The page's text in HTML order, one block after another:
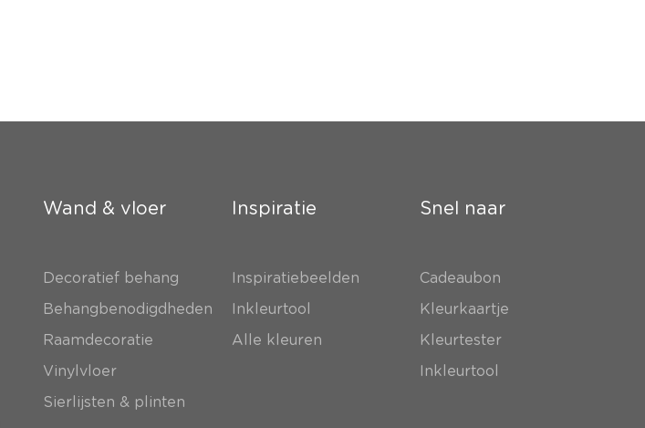
Wand & vloer
Decoratief behang
Behangbenodigdheden
Raamdecoratie
Vinylvloer
Sierlijsten & plinten
Inspiratie
Inspiratiebeelden
Inkleurtool
Alle kleuren
Snel naar
Cadeaubon
Kleurkaartje
Kleurtester
Inkleurtool